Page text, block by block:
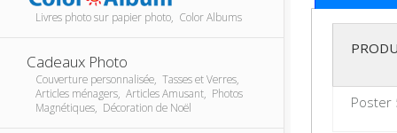
Livres photo sur papier photo, Color Albums
Cadeaux Photo
Couverture personnalisée, Tasses et Verres,
Articles ménagers, Articles Amusant, Photos
Magnétiques, Décoration de Noël
Poster